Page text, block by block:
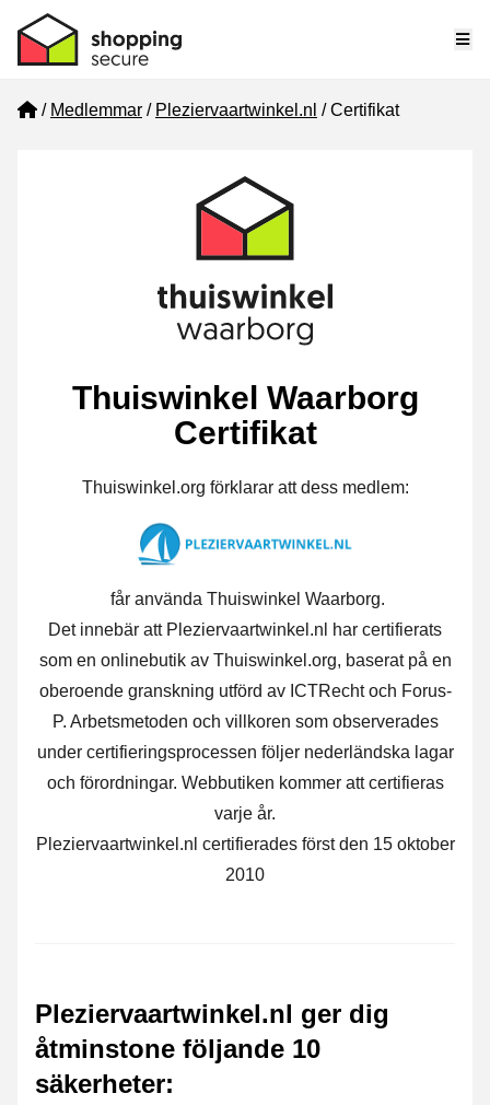
Home
Medlemmar Pleziervaartwinkel.nl Certifikat
Thuiswinkel Waarborg
Certifikat
Thuiswinkel.org förklarar att dess medlem:
får använda Thuiswinkel Waarborg.
Det innebär att Pleziervaartwinkel.nl har certifierats
som en onlinebutik av Thuiswinkel.org, baserat på en
oberoende granskning utförd av ICTRecht och Forus-
P. Arbetsmetoden och villkoren som observerades
under certifieringsprocessen följer nederländska lagar
och förordningar. Webbutiken kommer att certifieras
varje år.
Pleziervaartwinkel.nl certifierades först den 15 oktober
2010
Pleziervaartwinkel.nl ger dig
åtminstone följande 10
säkerheter: